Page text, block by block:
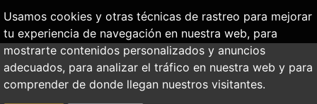
Usamos cookies y otras técnicas de rastreo para mejorar
tu experiencia de navegación en nuestra web, para
mostrarte contenidos personalizados y anuncios
adecuados, para analizar el tráfico en nuestra web y para
comprender de donde llegan nuestros visitantes.